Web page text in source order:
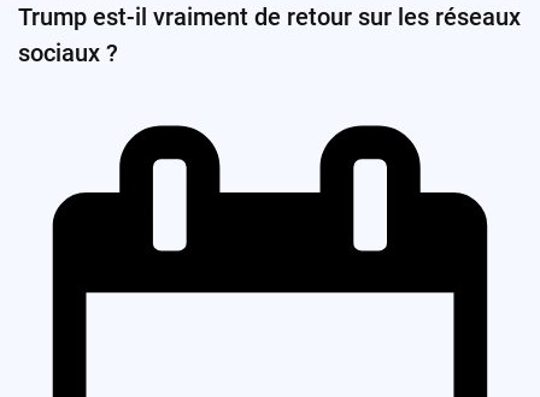
Trump est-il vraiment de retour sur les réseaux
sociaux ?